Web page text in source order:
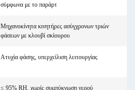
σύμφωνα με το παράρτ
Μηχανοκίνητα κινητήρες ασύγχρονων τριών
φάσεων με κλουβί σκίουρου
Ατυχία φάσης, υπερχείλιση λειτουργίας
≤ 95% RH, χωρίς συμπύκνωση νερού